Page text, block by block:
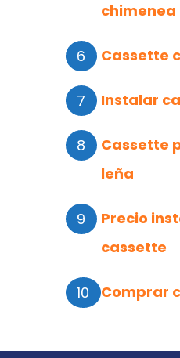
Cassette
Instalar
Cassette
leña
Precio
cassette
Comprar